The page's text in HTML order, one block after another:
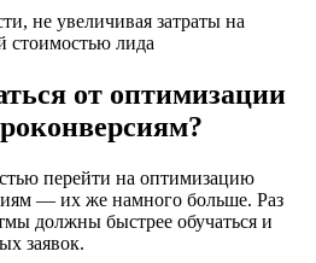
от оптимизации
перейти на оптимизацию
— их же намного больше. Раз
должны быстрее обучаться и
заявок.